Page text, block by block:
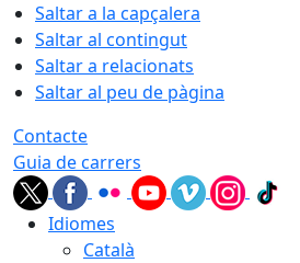
Saltar a la capçalera
Saltar al contingut
Saltar a relacionats
Saltar al peu de pàgina
Contacte
Guia de carrers
Idiomes
Català